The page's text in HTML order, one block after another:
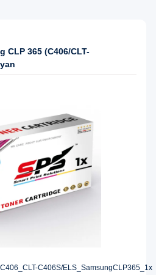
CLP 365 (C406/CLT-
C406_CLT-C406S/ELS_SamsungCLP365_1x